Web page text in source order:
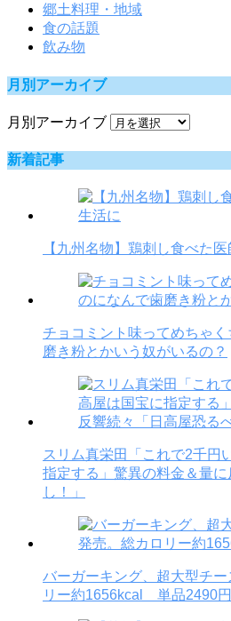
郷土料理・地域
食の話題
飲み物
月別アーカイブ
月別アーカイブ
新着記事
【九州名物】鶏刺し食べた
チョコミント味ってめちゃ
磨き粉とかいう奴がいるの？
スリム真栄田「これで2千円
指定する」驚異の料金＆量
し！」
バーガーキング、超大型チ
リー約1656kcal 単品2490円